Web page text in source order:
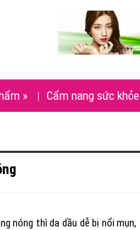
» Cẩm nang sức khỏe
nóng thì da dầu dễ bị nổi mụn,